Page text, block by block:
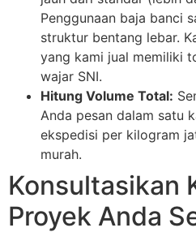
Penggunaan baja banci
struktur bentang lebar.
yang kami jual memiliki
wajar SNI.
Hitung Volume Total:
Anda pesan dalam satu
ekspedisi per kilogram
murah.
Konsultasikan
Proyek Anda